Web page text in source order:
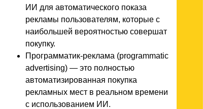
ИИ для автоматического показа
рекламы пользователям, которые с
наибольшей вероятностью совершат
покупку.
Программатик-реклама (programmatic
advertising) — это полностью
автоматизированная покупка
рекламных мест в реальном времени
с использованием ИИ.